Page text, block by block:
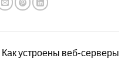
Как устроены веб-серверы